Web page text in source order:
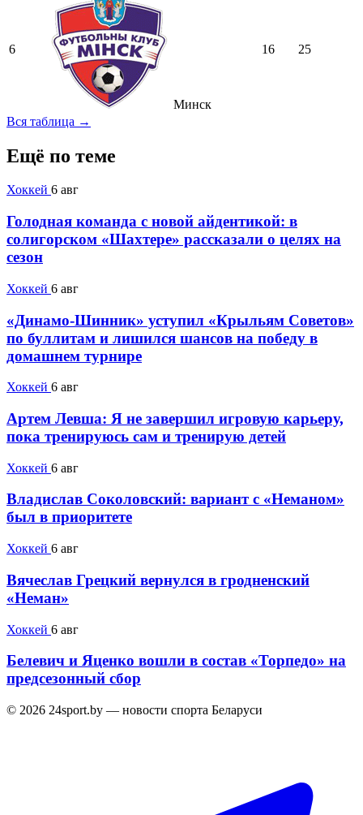
6
Минск
16 25
Вся таблица →
Ещё по теме
Хоккей 6 авг
Голодная команда с новой айдентикой: в
солигорском «Шахтере» рассказали о целях на
сезон
Хоккей 6 авг
«Динамо-Шинник» уступил «Крыльям Советов»
по буллитам и лишился шансов на победу в
домашнем турнире
Хоккей 6 авг
Артем Левша: Я не завершил игровую карьеру,
пока тренируюсь сам и тренирую детей
Хоккей 6 авг
Владислав Соколовский: вариант с «Неманом»
был в приоритете
Хоккей 6 авг
Вячеслав Грецкий вернулся в гродненский
«Неман»
Хоккей 6 авг
Белевич и Яценко вошли в состав «Торпедо» на
предсезонный сбор
© 2026 24sport.by — новости спорта Беларуси